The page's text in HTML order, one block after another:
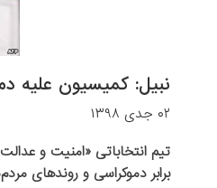
نبیل: کمیسیون علیه
۰۲ جدی ۱۳۹۸
تیم انتخاباتی «امنیت و
برابر دموکراسی و روندهای